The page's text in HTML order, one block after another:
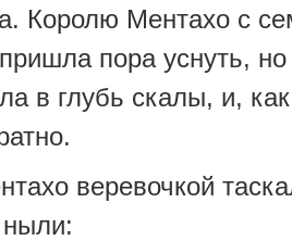
Королю Ментахо с
пора уснуть, но
в глубь скалы, и,
веревочкой